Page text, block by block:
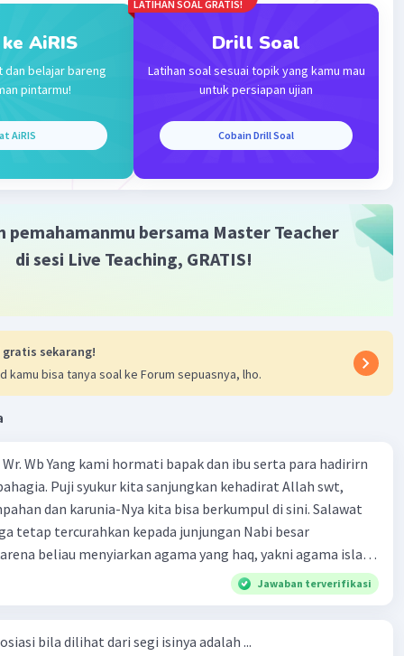
dalam kalimat ketiga.
yang disampaikan oleh konjungsi "Mengingat" dalam
adalah alasan atau pertimbangan mengapa
Indonesia menetapkan tanggal 10 November sebagai
AiRIS
dan belajar bareng
pintarmu!
AiRIS
LATIHAN SOAL GRATIS!
Drill Soal
Latihan soal sesuai topik yang kamu mau
untuk persiapan ujian
Cobain Drill Soal
pemahamanmu bersama Master Teacher
di sesi Live Teaching, GRATIS!
gratis sekarang!
kamu bisa tanya soal ke Forum sepuasnya, lho.
Wb Yang kami hormati bapak dan ibu serta para hadirirn
Puji syukur kita sanjungkan kehadirat Allah swt,
dan karunia-Nya kita bisa berkumpul di sini. Salawat
tetap tercurahkan kepada junjungan Nabi besar
beliau menyiarkan agama yang haq, yakni agama islam,
oleh Allah swt. Semoga kita sekalian termasuk ke dalam
Amin ya rabbal alamin. Hadirin sekalian yang
sanak saudara, bahkan juga di masyarakat luas. Karena
Jawaban terverifikasi
bila dilihat dari segi isinya adalah ...